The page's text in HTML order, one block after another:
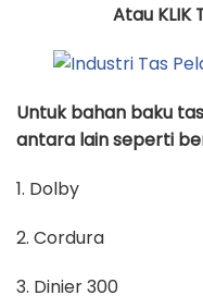
Atau KLIK
Untuk bahan baku
antara lain seperti
1. Dolby
2. Cordura
3. Dinier 300